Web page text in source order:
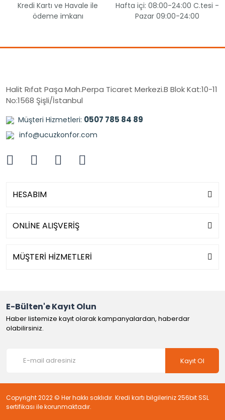
Kredi Kartı ve Havale ile
ödeme imkanı
Hafta içi: 08:00-24:00 C.tesi -
Pazar 09:00-24:00
Halit Rıfat Paşa Mah.Perpa Ticaret Merkezi.B Blok Kat:10-11
No:1568 Şişli/İstanbul
Müşteri Hizmetleri: 0507 785 84 89
info@ucuzkonfor.com
HESABIM
ONLİNE ALIŞVERİŞ
MÜŞTERİ HİZMETLERİ
E-Bülten'e Kayıt Olun
Haber listemize kayıt olarak kampanyalardan, haberdar
olabilirsiniz.
Kayıt Ol
Copyright 2022 © Her hakkı saklıdır. Kredi kartı bilgileriniz 256bit SSL
sertifikası ile korunmaktadır.